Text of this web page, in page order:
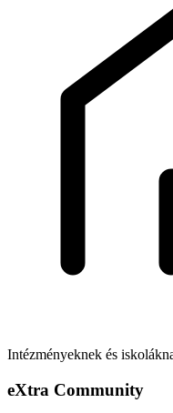
Intézményeknek és
eXtra Community